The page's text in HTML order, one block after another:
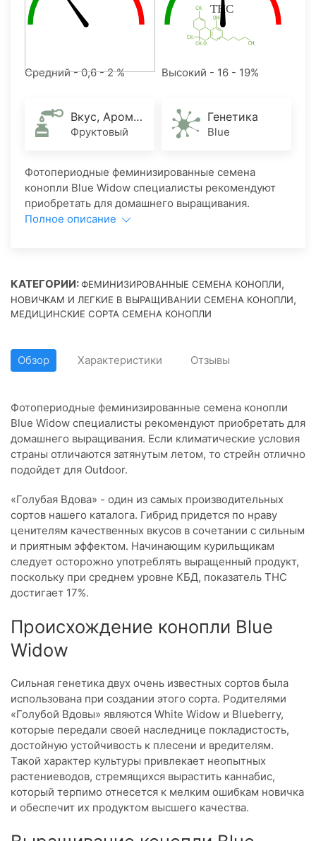
Средний - 0,6 - 2 % Высокий - 16 - 19%
Вкус, Аромат
Фруктовый
Генетика
Blue
Фотопериодные феминизированные семена
конопли Blue Widow специалисты рекомендуют
приобретать для домашнего выращивания.
Полное описание
КАТЕГОРИИ:ФЕМИНИЗИРОВАННЫЕ СЕМЕНА КОНОПЛИ,
НОВИЧКАМ И ЛЕГКИЕ В ВЫРАЩИВАНИИ СЕМЕНА КОНОПЛИ,
МЕДИЦИНСКИЕ СОРТА СЕМЕНА КОНОПЛИ
Обзор Характеристики Отзывы
Фотопериодные феминизированные семена конопли
Blue Widow специалисты рекомендуют приобретать для
домашнего выращивания. Если климатические условия
страны отличаются затянутым летом, то стрейн отлично
подойдет для Outdoor.
«Голубая Вдова» - один из самых производительных
сортов нашего каталога. Гибрид придется по нраву
ценителям качественных вкусов в сочетании с сильным
и приятным эффектом. Начинающим курильщикам
следует осторожно употреблять выращенный продукт,
поскольку при среднем уровне КБД, показатель THC
достигает 17%.
Происхождение конопли Blue
Widow
Сильная генетика двух очень известных сортов была
использована при создании этого сорта. Родителями
«Голубой Вдовы» являются White Widow и Blueberry,
которые передали своей наследнице покладистость,
достойную устойчивость к плесени и вредителям.
Такой характер культуры привлекает неопытных
растениеводов, стремящихся вырастить каннабис,
который терпимо отнесется к мелким ошибкам новичка
и обеспечит их продуктом высшего качества.